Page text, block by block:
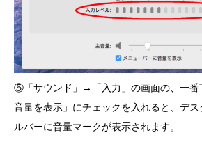
⑤「サウンド」→「入力」の画面の、一番
音量を表示」にチェックを入れると、デ
ルバーに音量マークが表示されます。